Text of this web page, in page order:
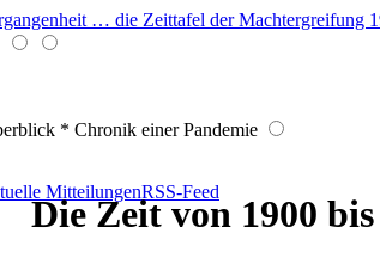
… die Zeittafel der Machtergreifung
* Chronik einer Pandemie
MitteilungenRSS-Feed
Die Zeit von 1900 bis